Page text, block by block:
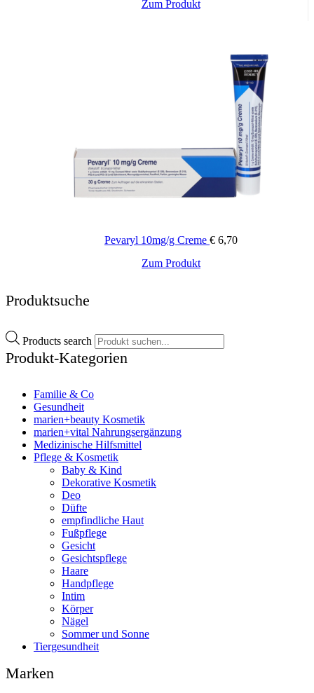
Zum Produkt
Pevaryl 10mg/g Creme € 6,70
Zum Produkt
Produktsuche
Products search
Produkt-Kategorien
Familie & Co
Gesundheit
marien+beauty Kosmetik
marien+vital Nahrungsergänzung
Medizinische Hilfsmittel
Pflege & Kosmetik
Baby & Kind
Dekorative Kosmetik
Deo
Düfte
empfindliche Haut
Fußpflege
Gesicht
Gesichtspflege
Haare
Handpflege
Intim
Körper
Nägel
Sommer und Sonne
Tiergesundheit
Marken